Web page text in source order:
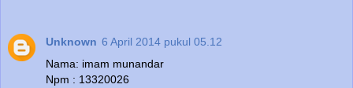
Unknown 6 April 2014 pukul 05.12
Nama: imam munandar
Npm : 13320026